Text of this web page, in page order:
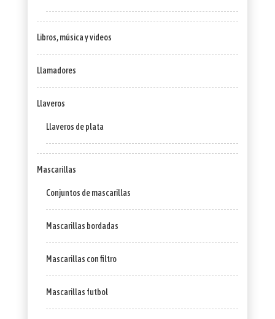
Libros, música y videos
Llamadores
Llaveros
Llaveros de plata
Mascarillas
Conjuntos de mascarillas
Mascarillas bordadas
Mascarillas con filtro
Mascarillas futbol